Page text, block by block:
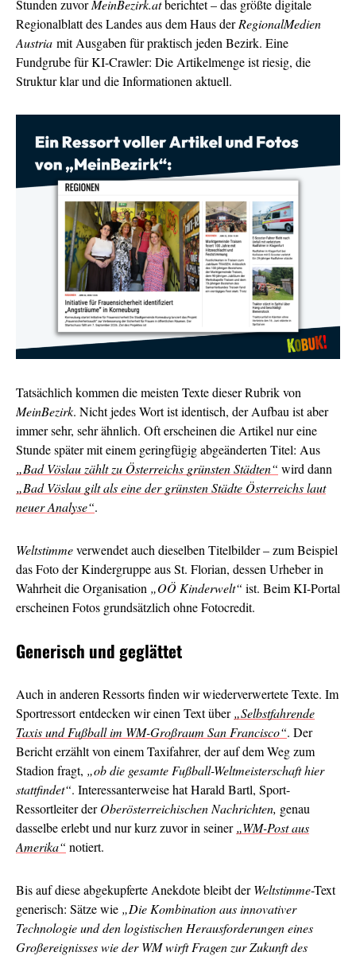
Stunden zuvorMeinBezirk.atberichtet – das größte digitale
Regionalblatt des Landes aus dem Haus derRegionalMedien
Austria mit Ausgaben für praktisch jeden Bezirk. Eine
Fundgrube für KI-Crawler: Die Artikelmenge ist riesig, die
Struktur klar und die Informationen aktuell.
Tatsächlich kommen die meisten Texte dieser Rubrik von
MeinBezirk. Nicht jedes Wort ist identisch, der Aufbau ist aber
immer sehr, sehr ähnlich. Oft erscheinen die Artikel nur eine
Stunde später mit einem geringfügig abgeänderten Titel: Aus
„Bad Vöslau zählt zu Österreichs grünsten Städten“ wird dann
„Bad Vöslau gilt als eine der grünsten Städte Österreichs laut
neuer Analyse“.
Weltstimmeverwendet auch dieselben Titelbilder – zum Beispiel
das Foto der Kindergruppe aus St. Florian, dessen Urheber in
Wahrheit die Organisation „OÖ Kinderwelt“ ist. Beim KI-Portal
erscheinen Fotos grundsätzlich ohne Fotocredit.
Generisch und geglättet
Auch in anderen Ressorts finden wir wiederverwertete Texte. Im
Sportressort entdecken wir einen Text über„Selbstfahrende
Taxis und Fußball im WM-Großraum San Francisco“. Der
Bericht erzählt von einem Taxifahrer, der auf dem Weg zum
Stadion fragt, „ob die gesamte Fußball-Weltmeisterschaft hier
stattfindet“. Interessanterweise hat Harald Bartl, Sport-
Ressortleiter derOberösterreichischen Nachrichten, genau
dasselbe erlebt und nur kurz zuvor in seiner„WM-Post aus
Amerika“ notiert.
Bis auf diese abgekupferte Anekdote bleibt derWeltstimme-Text
generisch: Sätze wie „Die Kombination aus innovativer
Technologie und den logistischen Herausforderungen eines
Großereignisses wie der WM wirft Fragen zur Zukunft des